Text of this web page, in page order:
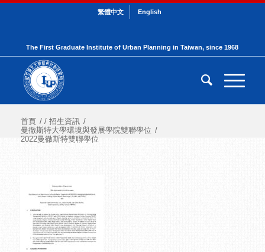
繁體中文 English
The First Graduate Institute of Urban Planning in Taiwan, since 1968
首頁 / / 招生資訊 /
曼徹斯特大學環境與發展學院雙聯學位 /
2022曼徹斯特雙聯學位